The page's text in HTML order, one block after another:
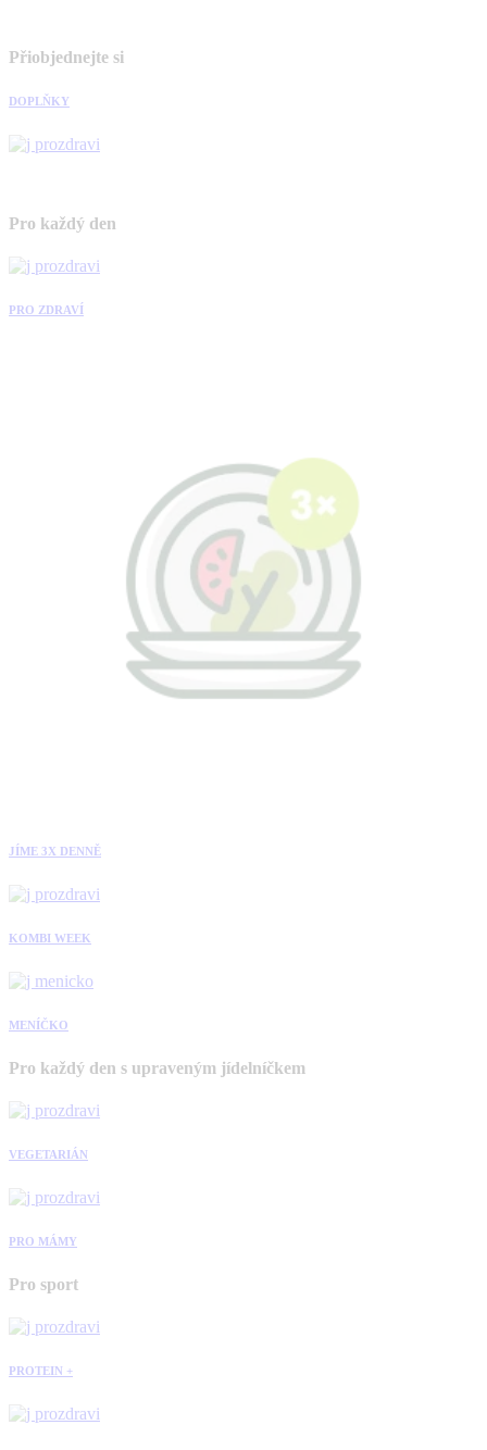
Přiobjednejte si
DOPLŇKY
Pro každý den
PRO ZDRAVÍ
JÍME 3X DENNĚ
KOMBI WEEK
MENÍČKO
Pro každý den s upraveným jídelníčkem
VEGETARIÁN
PRO MÁMY
Pro sport
PROTEIN +